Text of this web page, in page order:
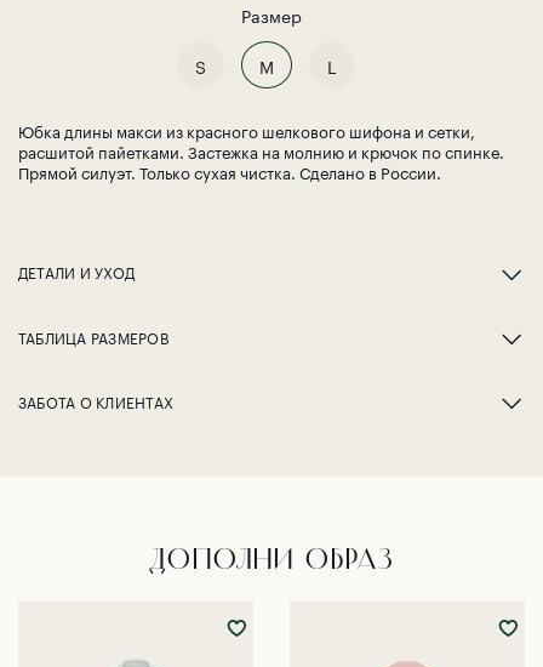
Размер
S
M L
Юбка длины макси из красного шелкового шифона и сетки,
расшитой пайетками. Застежка на молнию и крючок по спинке.
Прямой силуэт. Только сухая чистка. Сделано в России.
ДЕТАЛИ И УХОД
ТАБЛИЦА РАЗМЕРОВ
ЗАБОТА О КЛИЕНТАХ
ДОПОЛНИ ОБРАЗ